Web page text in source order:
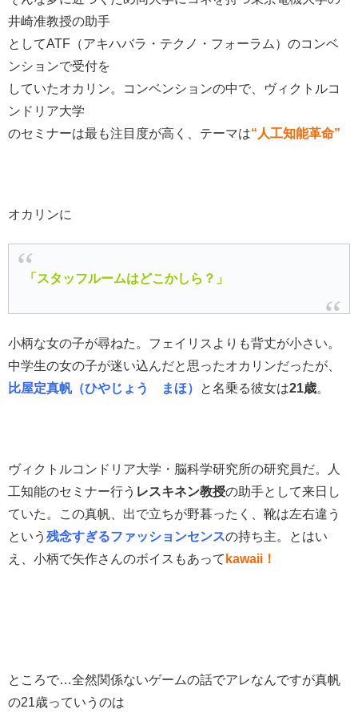
井崎准教授の助手
としてATF（アキハバラ・テクノ・フォーラム）のコンベ
ンションで受付を
していたオカリン。コンベンションの中で、ヴィクトルコ
ンドリア大学
のセミナーは最も注目度が高く、テーマは“人工知能革命”
オカリンに
「 スタッフルームはどこかしら？」
小柄な女の子が尋ねた。フェイリスよりも背丈が小さい。
中学生の女の子が迷い込んだと思ったオカリンだったが、
比屋定真帆（ひやじょう まほ）
と名乗る彼女は21歳。
ヴィクトルコンドリア大学・脳科学研究所の研究員だ。人
工知能のセミナー行う レスキネン教授の助手として来日し
ていた。この真帆、出で立ちが野暮ったく、靴は左右違う
という 残念すぎるファッションセンスの持ち主。とはい
え、小柄で矢作さんのボイスもあって kawaii！
ところで…全然関係ないゲームの話でアレなんですが真帆
の21歳っていうのは